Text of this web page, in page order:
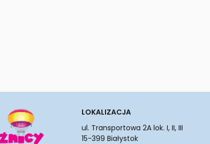
LOKALIZACJA
ul. Transportowa 2A lok. I, II, III
15-399 Białystok